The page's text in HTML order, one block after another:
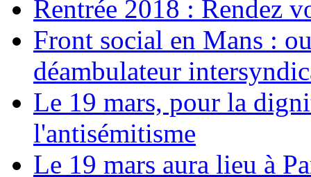
Rentrée 2018 : Rendez
Front social en Mans :
déambulateur
Le 19 mars, pour la
l'antisémitisme
Le 19 mars aura lieu à